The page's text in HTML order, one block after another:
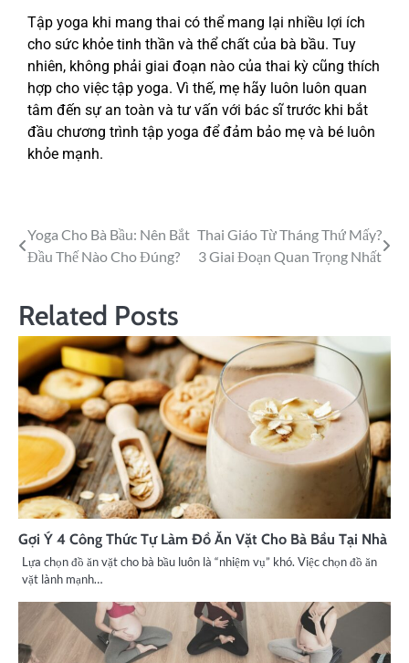
Tập yoga khi mang thai có thể mang lại nhiều lợi ích
cho sức khỏe tinh thần và thể chất của bà bầu. Tuy
nhiên, không phải giai đoạn nào của thai kỳ cũng thích
hợp cho việc tập yoga. Vì thế, mẹ hãy luôn luôn quan
tâm đến sự an toàn và tư vấn với bác sĩ trước khi bắt
đầu chương trình tập yoga để đảm bảo mẹ và bé luôn
khỏe mạnh.
Yoga Cho Bà Bầu: Nên Bắt
Đầu Thế Nào Cho Đúng?
Thai Giáo Từ Tháng Thứ Mấy?
3 Giai Đoạn Quan Trọng Nhất
Related Posts
Gợi Ý 4 Công Thức Tự Làm Đồ Ăn Vặt Cho Bà Bầu Tại Nhà
Lựa chọn đồ ăn vặt cho bà bầu luôn là “nhiệm vụ” khó. Việc chọn đồ ăn
vặt lành mạnh…